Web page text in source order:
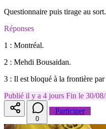
Questionnaire puis tirage au sort.
Réponses
1 : Montréal.
2 : Mehdi Bousaidan.
3 : Il est bloqué à la frontière
Publié il y a 4 jours Fin le 30/
0
Participer